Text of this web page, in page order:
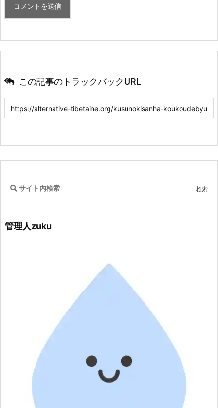
この記事のトラックバックURL
管理人zuku